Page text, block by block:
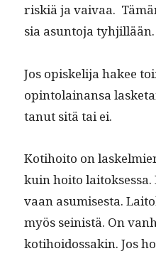
riskiä ja vaivaa.
sia asun­to­ja tyhjillään.
Jos opiske­li­ja hakee
opin­to­lainansa
tanut sitä tai ei.
Koti­hoito on
kuin hoito laitok­ses­sa.
vaan asumis­es­ta.
myös sein­istä. On
koti­hoi­dos­sakin. Jos